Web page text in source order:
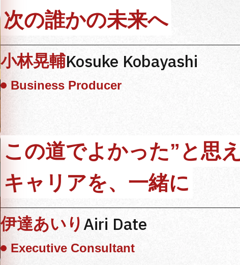
次の誰かの未来へ
小林晃輔Kosuke Kobayashi
Business Producer
この道でよかった”と思
キャリアを、一緒に
伊達あいりAiri Date
Executive Consultant